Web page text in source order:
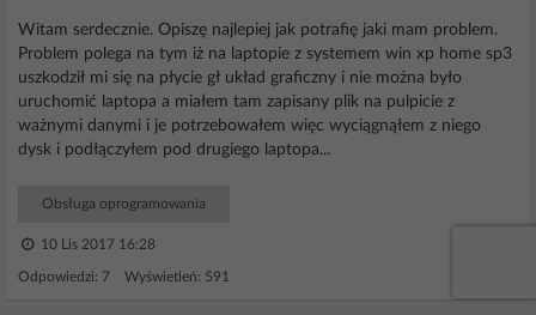
Witam serdecznie. Opiszę najlepiej jak potrafię jaki mam problem.
Problem polega na tym iż na laptopie z systemem win xp home sp3
uszkodził mi się na płycie gł układ graficzny i nie można było
uruchomić laptopa a miałem tam zapisany plik na pulpicie z
ważnymi danymi i je potrzebowałem więc wyciągnąłem z niego
dysk i podłączyłem pod drugiego laptopa...
Obsługa oprogramowania
10 Lis 2017 16:28
Odpowiedzi: 7 Wyświetleń: 591